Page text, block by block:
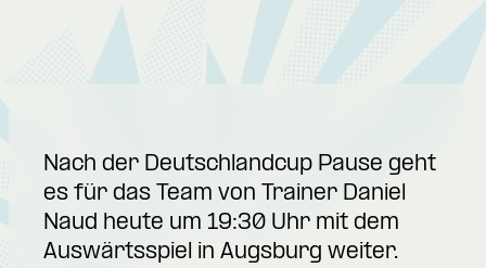
Nach der Deutschlandcup Pause geht
es für das Team von Trainer Daniel
Naud heute um 19:30 Uhr mit dem
Auswärtsspiel in Augsburg weiter.